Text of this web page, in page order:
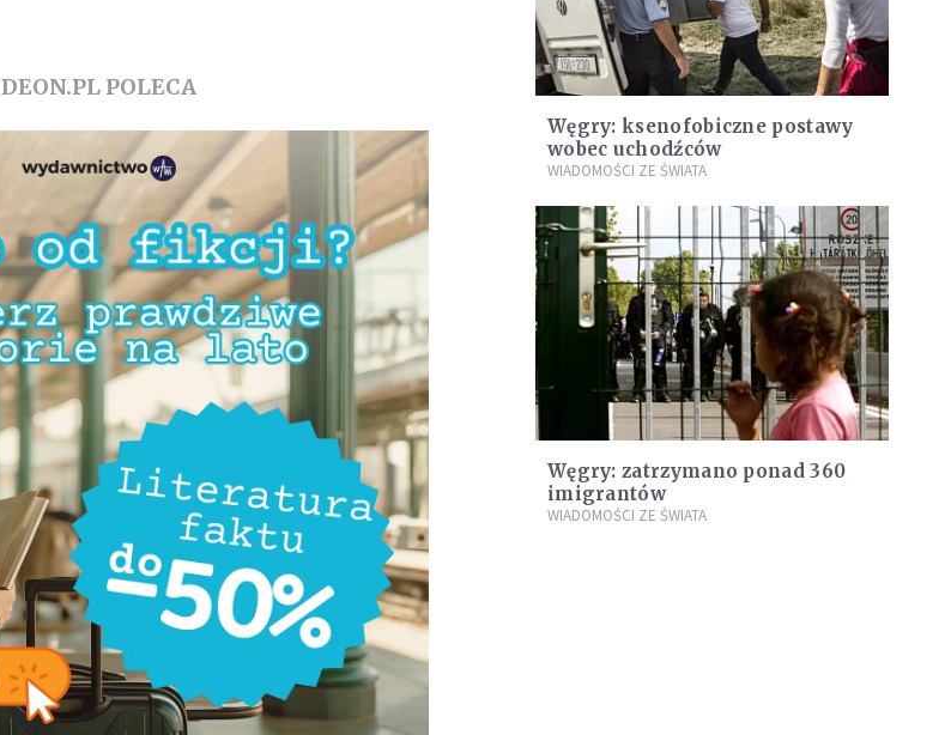
DEON.PL POLECA
Węgry: ksenofobiczne postawy
wobec uchodźców
WIADOMOŚCI ZE ŚWIATA
Węgry: zatrzymano ponad 360
imigrantów
WIADOMOŚCI ZE ŚWIATA